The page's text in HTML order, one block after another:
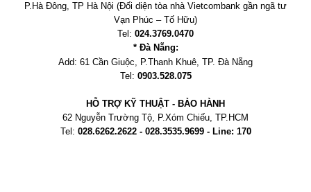
P.Hà Đông, TP Hà Nội (Đối diện tòa nhà Vietcombank gần ngã tư
Vạn Phúc – Tố Hữu)
Tel: 024.3769.0470
* Đà Nẵng:
Add: 61 Cần Giuộc, P.Thanh Khuê, TP. Đà Nẵng
Tel: 0903.528.075
HỖ TRỢ KỸ THUẬT - BẢO HÀNH
62 Nguyễn Trường Tộ, P.Xóm Chiếu, TP.HCM
Tel: 028.6262.2622 - 028.3535.9699 - Line: 170